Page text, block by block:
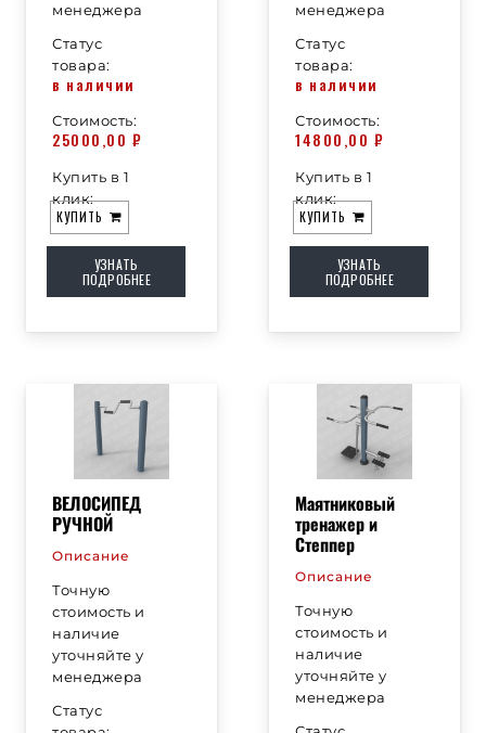
менеджера
Статус
товара:
в наличии
Стоимость:
25000,00 ₽
Купить в 1
клик:
КУПИТЬ
УЗНАТЬ
ПОДРОБНЕЕ
менеджера
Статус
товара:
в наличии
Стоимость:
14800,00 ₽
Купить в 1
клик:
КУПИТЬ
УЗНАТЬ
ПОДРОБНЕЕ
ВЕЛОСИПЕД
РУЧНОЙ
Описание
Точную
стоимость и
наличие
уточняйте у
менеджера
Статус
Маятниковый
тренажер и
Степпер
Описание
Точную
стоимость и
наличие
уточняйте у
менеджера